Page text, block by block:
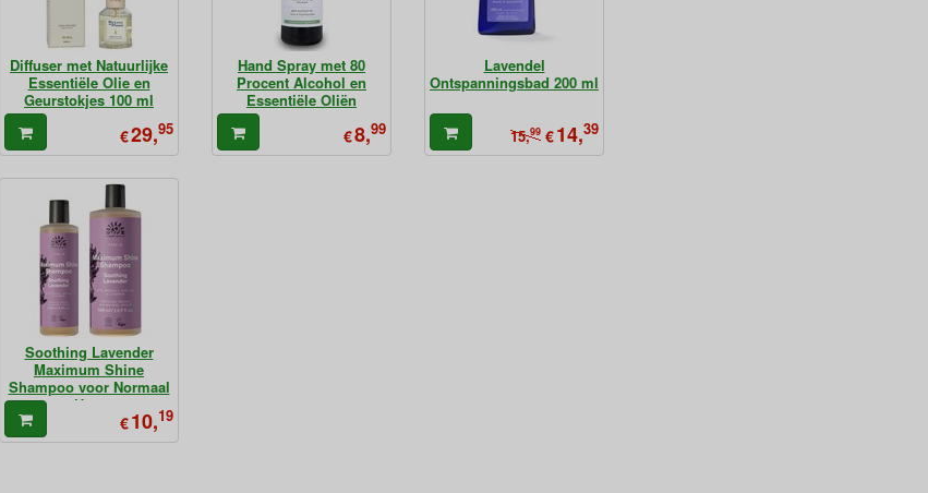
Diffuser met Natuurlijke
Essentiële Olie en
Geurstokjes 100 ml
€29,95
Hand Spray met 80
Procent Alcohol en
Essentiële Oliën
€8,99
Lavendel
Ontspanningsbad 200 ml
15,99 €14,39
Soothing Lavender
Maximum Shine
Shampoo voor Normaal
Haar
€10,19